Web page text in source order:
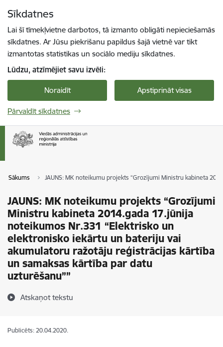
Sīkdatnes
Lai šī tīmekļvietne darbotos, tā izmanto obligāti nepieciešamās
sīkdatnes. Ar Jūsu piekrišanu papildus šajā vietnē var tikt
izmantotas statistikas un sociālo mediju sīkdatnes.
Lūdzu, atzīmējiet savu izvēli:
Noraidīt Apstiprināt visas
Pārvaldīt sīkdatnes
Sākums JAUNS: MK noteikumu projekts “Grozījumi Ministru kabineta
JAUNS: MK noteikumu projekts “Grozījumi
Ministru kabineta 2014.gada 17.jūnija
noteikumos Nr.331 “Elektrisko un
elektronisko iekārtu un bateriju vai
akumulatoru ražotāju reģistrācijas kārtība
un samaksas kārtība par datu
uzturēšanu””
Atskaņot tekstu
Publicēts: 20.04.2020.